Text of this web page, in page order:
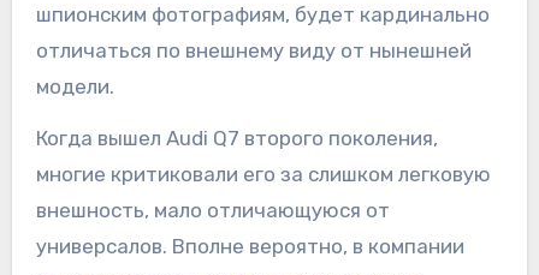
шпионским фотографиям, будет кардинально
отличаться по внешнему виду от нынешней
модели.
Когда вышел Audi Q7 второго поколения,
многие критиковали его за слишком легковую
внешность, мало отличающуюся от
универсалов. Вполне вероятно, в компании